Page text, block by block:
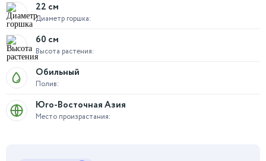
Диаметр горшка:
22 см
Высота растения:
60 см
Полив:
Обильный
Место произрастания:
Юго-Восточная Азия